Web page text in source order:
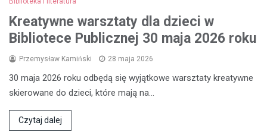
Kreatywne warsztaty dla dzieci w
Bibliotece Publicznej 30 maja 2026 roku
Przemysław Kamiński 28 maja 2026
30 maja 2026 roku odbędą się wyjątkowe warsztaty kreatywne
skierowane do dzieci, które mają na…
Czytaj dalej